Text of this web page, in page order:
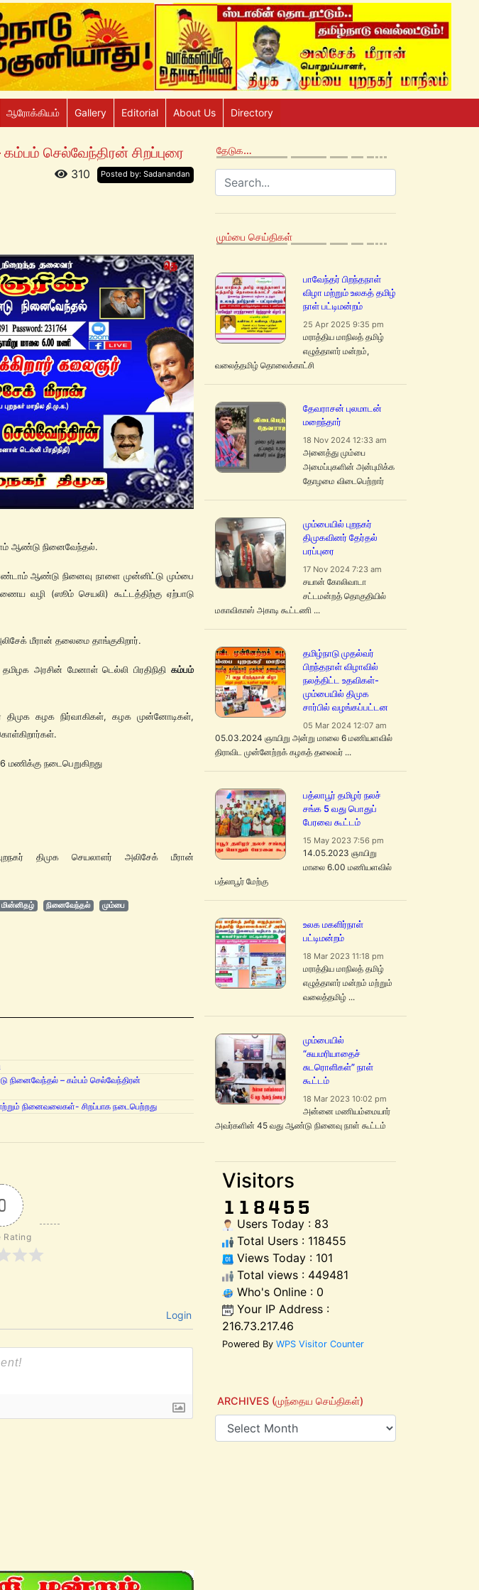
ஆரோக்கியம் Gallery Editorial About Us Directory
செல்வேந்திரன் சிறப்புரை
Posted by: Sadanandan
310
ஆண்டு நினைவேந்தல்.
ஆண்டு நினைவு நாளை முன்னிட்டு மும்பை
வழி (ஸூம் செயலி) கூட்டத்திற்கு ஏற்பாடு
மீரான் தலைமை தாங்குகிறார்.
அரசின் மேனாள் டெல்லி பிரதிநிதிகம்பம்
திமுக கழக நிர்வாகிகள், கழக முன்னோடிகள்,
மணிக்கு நடைபெறுகிறது
திமுக செயலாளர் அலிசேக் மீரான்
நினைவேந்தல்
மும்பை
நினைவேந்தல் – கம்பம் செல்வேந்திரன்
நினைவலைகள்- சிறப்பாக நடைபெற்றது
Rating
Login
தேடுக…
மும்பை செய்திகள்
பாவேந்தர் பிறந்தநாள்
விழா மற்றும் உலகத் தமிழ்
நாள் பட்டிமன்றம்
25 Apr 2025 9:35 pm
மராத்திய மாநிலத் தமிழ்
எழுத்தாளர் மன்றம்,
வலைத்தமிழ் தொலைக்காட்சி
தேவராசன் புலமாடன்
மறைந்தார்
18 Nov 2024 12:33 am
அனைத்து மும்பை
அமைப்புகளின் அன்புமிக்க
தோழமை விடைபெற்றார்
மும்பையில் புறநகர்
திமுகவினர் தேர்தல்
பரப்புரை
17 Nov 2024 7:23 am
சயான் கோலிவாடா
சட்டமன்றத் தொகுதியில்
மகாவிகாஸ் அகாடி கூட்டணி ...
தமிழ்நாடு முதல்வர்
பிறந்தநாள் விழாவில்
நலத்திட்ட உதவிகள்-
மும்பையில் திமுக
சார்பில் வழங்கப்பட்டன
05 Mar 2024 12:07 am
05.03.2024 ஞாயிறு அன்று மாலை 6 மணியளவில்
திராவிட முன்னேற்றக் கழகத் தலைவர் ...
பத்லாபூர் தமிழர் நலச்
சங்க 5 வது பொதுப்
பேரவை கூட்டம்
15 May 2023 7:56 pm
14.05.2023 ஞாயிறு
மாலை 6.00 மணியளவில்
பத்லாபூர் மேற்கு
உலக மகளிர்நாள்
பட்டிமன்றம்
18 Mar 2023 11:18 pm
மராத்திய மாநிலத் தமிழ்
எழுத்தாளர் மன்றம் மற்றும்
வலைத்தமிழ் ...
மும்பையில்
“சுயமரியாதைச்
சுடரொளிகள்” நாள்
கூட்டம்
18 Mar 2023 10:02 pm
அன்னை மணியம்மையார்
அவர்களின் 45 வது ஆண்டு நினைவு நாள் கூட்டம்
Visitors
Users Today : 83
Total Users : 118455
Views Today : 101
Total views : 449481
Who's Online : 0
Your IP Address :
216.73.217.46
Powered By WPS Visitor Counter
ARCHIVES (முந்தைய செய்திகள்)